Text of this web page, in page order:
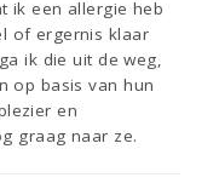
ik een allergie heb
of ergernis klaar
ik die uit de weg,
op basis van hun
en
graag naar ze.